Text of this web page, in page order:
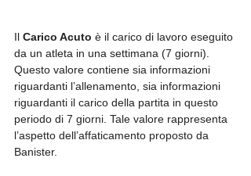
Il Carico Acuto è il carico di lavoro eseguito
da un atleta in una settimana (7 giorni).
Questo valore contiene sia informazioni
riguardanti l’allenamento, sia informazioni
riguardanti il carico della partita in questo
periodo di 7 giorni. Tale valore rappresenta
l’aspetto dell’affaticamento proposto da
Banister.